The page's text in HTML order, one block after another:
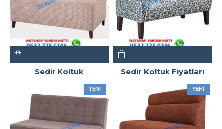
Sedir Koltuk Sedir Koltuk Fiyatları
YENI YENI